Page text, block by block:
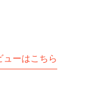
ューはこちら